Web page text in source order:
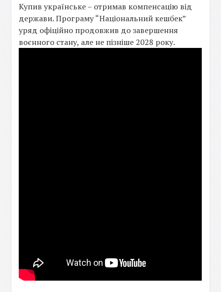
Купив українське – отримав компенсацію від
держави. Програму “Національний кешбек”
уряд офіційно продовжив до завершення
воєнного стану, але не пізніше 2028 року.